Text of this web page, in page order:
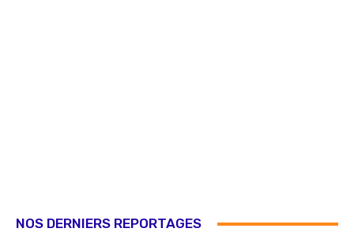
NOS DERNIERS REPORTAGES